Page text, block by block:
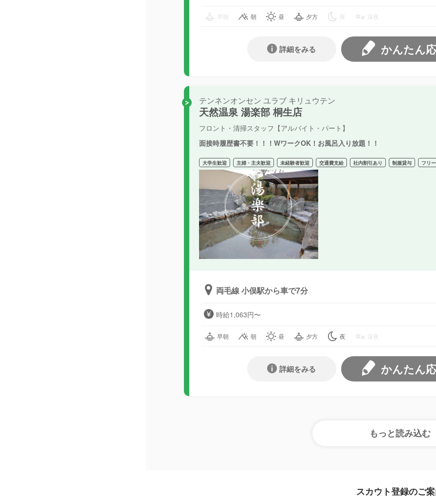
早朝 朝 昼 夕方 夜 深夜
かんたん
詳細をみる
テンネンオンセン ユラブ キリュウテン
天然温泉 湯楽部 桐生店
フロント・清掃スタッフ【アルバイト・パート】
面接時履歴書不要！！！WワークOK！お風呂入り放題！！
大学生歓迎 主婦・主夫歓迎 未経験者歓迎 交通費支給 社内割引あり 制服貸与 フリ
両毛線 小俣駅から車で7分
時給1,063円〜
早朝 朝 昼 夕方 夜 深夜
かんたん
詳細をみる
スカウト登録のご